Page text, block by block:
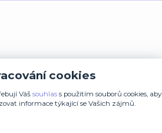
cookies
Vášsouhlas s použitím souborů cookies, aby
informace týkající se Vašich zájmů.